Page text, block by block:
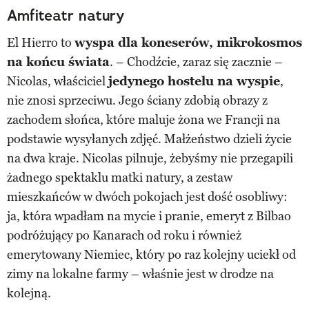
Amfiteatr natury
El Hierro to wyspa dla koneserów, mikrokosmos
na końcu świata. – Chodźcie, zaraz się zacznie –
Nicolas, właścicieljedynego hostelu na wyspie,
nie znosi sprzeciwu. Jego ściany zdobią obrazy z
zachodem słońca, które maluje żona we Francji na
podstawie wysyłanych zdjęć. Małżeństwo dzieli życie
na dwa kraje. Nicolas pilnuje, żebyśmy nie przegapili
żadnego spektaklu matki natury, a zestaw
mieszkańców w dwóch pokojach jest dość osobliwy:
ja, która wpadłam na mycie i pranie, emeryt z Bilbao
podróżujący po Kanarach od roku i również
emerytowany Niemiec, który po raz kolejny uciekł od
zimy na lokalne farmy – właśnie jest w drodze na
kolejną.